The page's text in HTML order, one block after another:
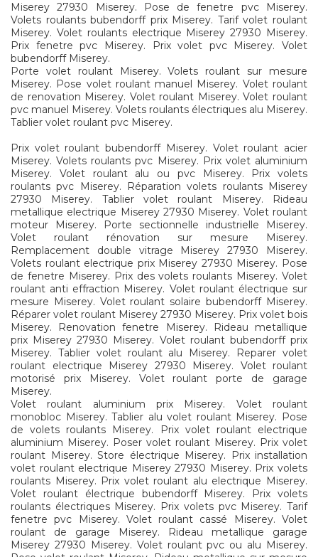
Miserey 27930 Miserey. Pose de fenetre pvc Miserey.
Volets roulants bubendorff prix Miserey. Tarif volet roulant
Miserey. Volet roulants electrique Miserey 27930 Miserey.
Prix fenetre pvc Miserey. Prix volet pvc Miserey. Volet
bubendorff Miserey.
Porte volet roulant Miserey. Volets roulant sur mesure
Miserey. Pose volet roulant manuel Miserey. Volet roulant
de renovation Miserey. Volet roulant Miserey. Volet roulant
pvc manuel Miserey. Volets roulants électriques alu Miserey.
Tablier volet roulant pvc Miserey.
Prix volet roulant bubendorff Miserey. Volet roulant acier
Miserey. Volets roulants pvc Miserey. Prix volet aluminium
Miserey. Volet roulant alu ou pvc Miserey. Prix volets
roulants pvc Miserey. Réparation volets roulants Miserey
27930 Miserey. Tablier volet roulant Miserey. Rideau
metallique electrique Miserey 27930 Miserey. Volet roulant
moteur Miserey. Porte sectionnelle industrielle Miserey.
Volet roulant rénovation sur mesure Miserey.
Remplacement double vitrage Miserey 27930 Miserey.
Volets roulant electrique prix Miserey 27930 Miserey. Pose
de fenetre Miserey. Prix des volets roulants Miserey. Volet
roulant anti effraction Miserey. Volet roulant électrique sur
mesure Miserey. Volet roulant solaire bubendorff Miserey.
Réparer volet roulant Miserey 27930 Miserey. Prix volet bois
Miserey. Renovation fenetre Miserey. Rideau metallique
prix Miserey 27930 Miserey. Volet roulant bubendorff prix
Miserey. Tablier volet roulant alu Miserey. Reparer volet
roulant electrique Miserey 27930 Miserey. Volet roulant
motorisé prix Miserey. Volet roulant porte de garage
Miserey.
Volet roulant aluminium prix Miserey. Volet roulant
monobloc Miserey. Tablier alu volet roulant Miserey. Pose
de volets roulants Miserey. Prix volet roulant electrique
aluminium Miserey. Poser volet roulant Miserey. Prix volet
roulant Miserey. Store électrique Miserey. Prix installation
volet roulant electrique Miserey 27930 Miserey. Prix volets
roulants Miserey. Prix volet roulant alu electrique Miserey.
Volet roulant électrique bubendorff Miserey. Prix volets
roulants électriques Miserey. Prix volets pvc Miserey. Tarif
fenetre pvc Miserey. Volet roulant cassé Miserey. Volet
roulant de garage Miserey. Rideau metallique garage
Miserey 27930 Miserey. Volet roulant pvc ou alu Miserey.